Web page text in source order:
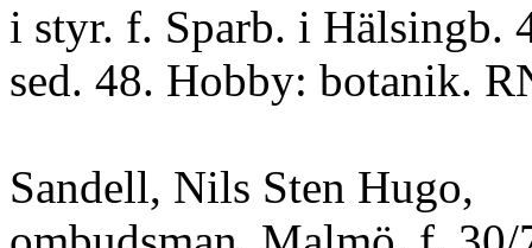
i styr. f. Sparb. i Hälsingb.
sed. 48. Hobby: botanik.
Sandell, Nils Sten Hugo,